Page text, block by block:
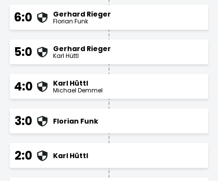
6:0 Gerhard Rieger
Florian Funk
5:0 Gerhard Rieger
Karl Hüttl
4:0 Karl Hüttl
Michael Demmel
3:0 Florian Funk
2:0 Karl Hüttl